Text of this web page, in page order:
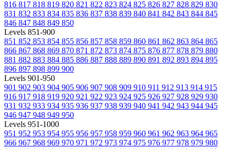
816 817 818 819 820 821 822 823 824 825 826 827 828 829 830
831 832 833 834 835 836 837 838 839 840 841 842 843 844 845
846 847 848 849 850
Levels 851-900
851 852 853 854 855 856 857 858 859 860 861 862 863 864 865
866 867 868 869 870 871 872 873 874 875 876 877 878 879 880
881 882 883 884 885 886 887 888 889 890 891 892 893 894 895
896 897 898 899 900
Levels 901-950
901 902 903 904 905 906 907 908 909 910 911 912 913 914 915
916 917 918 919 920 921 922 923 924 925 926 927 928 929 930
931 932 933 934 935 936 937 938 939 940 941 942 943 944 945
946 947 948 949 950
Levels 951-1000
951 952 953 954 955 956 957 958 959 960 961 962 963 964 965
966 967 968 969 970 971 972 973 974 975 976 977 978 979 980